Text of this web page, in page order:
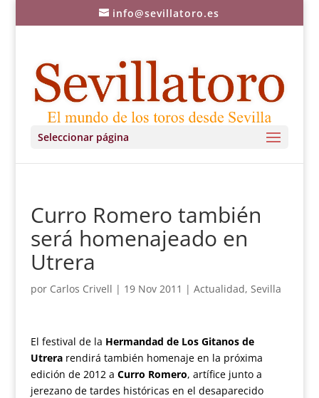
info@sevillatoro.es
Seleccionar página
Curro Romero también
será homenajeado en
Utrera
por Carlos Crivell | 19 Nov 2011 | Actualidad, Sevilla
El festival de la Hermandad de Los Gitanos de
Utrera rendirá también homenaje en la próxima
edición de 2012 a Curro Romero, artífice junto a
jerezano de tardes históricas en el desaparecido